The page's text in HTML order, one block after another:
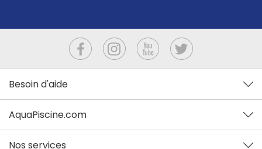
Besoin d'aide
AquaPiscine.com
Nos services